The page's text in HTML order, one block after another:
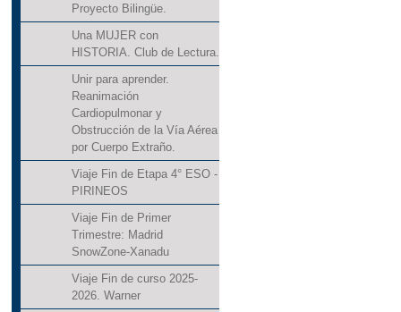
Proyecto Bilingüe.
Una MUJER con
HISTORIA. Club de Lectura.
Unir para aprender.
Reanimación
Cardiopulmonar y
Obstrucción de la Vía Aérea
por Cuerpo Extraño.
Viaje Fin de Etapa 4° ESO -
PIRINEOS
Viaje Fin de Primer
Trimestre: Madrid
SnowZone-Xanadu
Viaje Fin de curso 2025-
2026. Warner